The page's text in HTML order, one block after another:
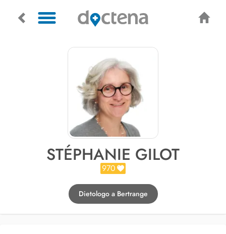
STÉPHANIE GILOT
970
Dietologo a Bertrange